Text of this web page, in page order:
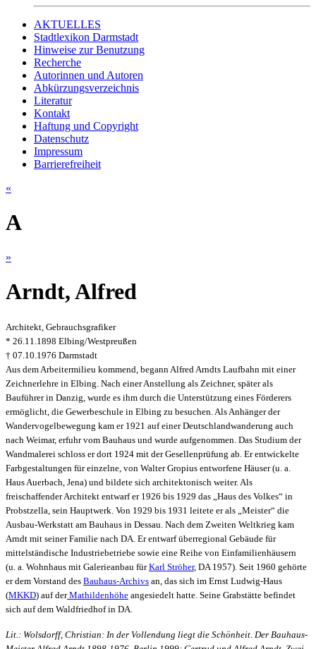
AKTUELLES
Stadtlexikon Darmstadt
Hinweise zur Benutzung
Recherche
Autorinnen und Autoren
Abkürzungsverzeichnis
Literatur
Kontakt
Haftung und Copyright
Datenschutz
Impressum
Barrierefreiheit
«
A
»
Arndt, Alfred
Architekt, Gebrauchsgrafiker
* 26.11.1898 Elbing/Westpreußen
† 07.10.1976 Darmstadt
Aus dem Arbeitermilieu kommend, begann Alfred Arndts Laufbahn mit einer
Zeichnerlehre in Elbing. Nach einer Anstellung als Zeichner, später als
Bauführer in Danzig, wurde es ihm durch die Unterstützung eines Förderers
ermöglicht, die Gewerbeschule in Elbing zu besuchen. Als Anhänger der
Wandervogelbewegung kam er 1921 auf einer Deutschlandwanderung auch
nach Weimar, erfuhr vom Bauhaus und wurde aufgenommen. Das Studium der
Wandmalerei schloss er dort 1924 mit der Gesellenprüfung ab. Er entwickelte
Farbgestaltungen für einzelne, von Walter Gropius entworfene Häuser (u. a.
Haus Auerbach, Jena) und bildete sich architektonisch weiter. Als
freischaffender Architekt entwarf er 1926 bis 1929 das „Haus des Volkes“ in
Probstzella, sein Hauptwerk. Von 1929 bis 1931 leitete er als „Meister“ die
Ausbau-Werkstatt am Bauhaus in Dessau. Nach dem Zweiten Weltkrieg kam
Arndt mit seiner Familie nach DA. Er entwarf überregional Gebäude für
mittelständische Industriebetriebe sowie eine Reihe von Einfamilienhäusern
(u. a. Wohnhaus mit Galerieanbau fürKarl Ströher, DA 1957). Seit 1960 gehörte
er dem Vorstand des Bauhaus-Archivs an, das sich im Ernst Ludwig-Haus
(MKKD) auf derMathildenhöhe angesiedelt hatte. Seine Grabstätte befindet
sich auf dem Waldfriedhof in DA.
Lit.: Wolsdorff, Christian: In der Vollendung liegt die Schönheit. Der Bauhaus-